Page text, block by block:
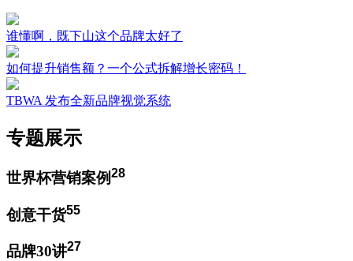
谁懂啊，既下山这个品牌太好了
如何提升销售额？一个公式拆解增长密码！
TBWA 发布全新品牌视觉系统
专题展示
世界杯营销案例28
创意干货55
品牌30讲27